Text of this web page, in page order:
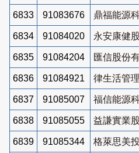
6833 91083676 鼎福能源
6834 91084020 永安康健
6835 91084204 匯信股份
6836 91084921 律生活管
6837 91085007 福信能源
6838 91085055 益謙實業
6839 91085344 格萊思美